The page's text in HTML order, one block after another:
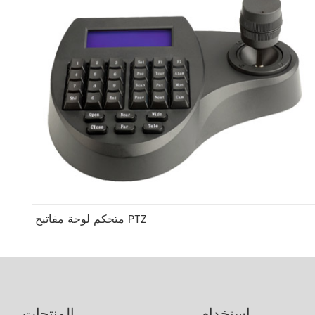
متحكم لوحة مفاتيح PTZ